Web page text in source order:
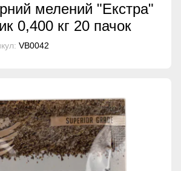
мелений "Екстра"
0,400 кг 20 пачок
VB0042